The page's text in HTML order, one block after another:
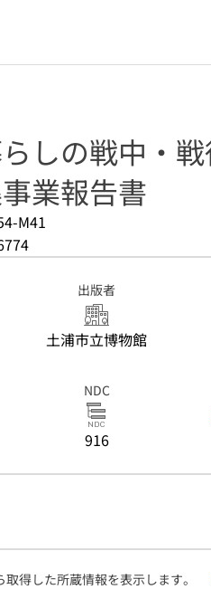
しの戦中・
業報告書
M41
出版者
土浦市立博物館
NDC
916
得した所蔵情報を表示します。